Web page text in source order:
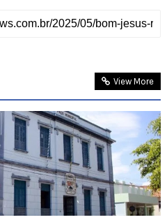
View More